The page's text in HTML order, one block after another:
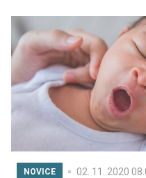
kom govorimo?
NOVICE 02. 11. 2020